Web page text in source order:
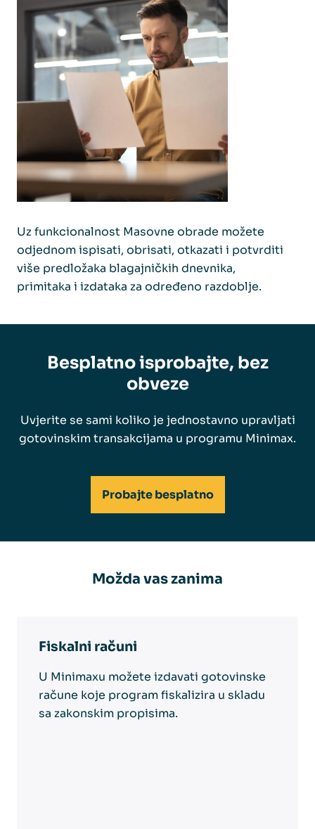
Uz funkcionalnost Masovne obrade možete
odjednom ispisati, obrisati, otkazati i potvrditi
više predložaka blagajničkih dnevnika,
primitaka i izdataka za određeno razdoblje.
Besplatno isprobajte, bez
obveze
Uvjerite se sami koliko je jednostavno upravljati
gotovinskim transakcijama u programu Minimax.
Probajte besplatno
Možda vas zanima
Fiskalni računi
U Minimaxu možete izdavati gotovinske
račune koje program fiskalizira u skladu
sa zakonskim propisima.